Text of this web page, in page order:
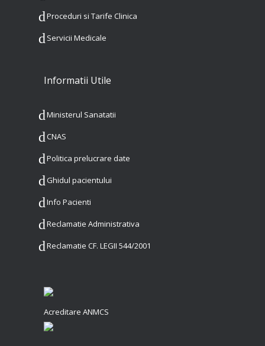
Proceduri si Tarife Clinica
Servicii Medicale
Informatii Utile
Ministerul Sanatatii
CNAS
Politica prelucrare date
Ghidul pacientului
Info Pacienti
Reclamatie Administrativa
Reclamatie CF. LEGII 544/2001
Acreditare ANMCS